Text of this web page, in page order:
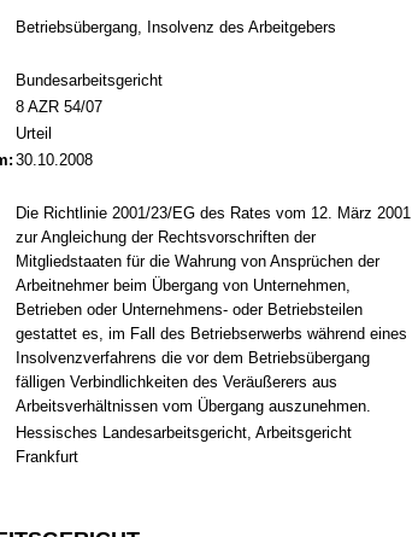
Betriebsübergang, Insolvenz des Arbeitgebers
Bundesarbeitsgericht
8 AZR 54/07
Urteil
30.10.2008
Die Richtlinie 2001/23/EG des Rates vom 12. März 2001
zur Angleichung der Rechtsvorschriften der
Mitgliedstaaten für die Wahrung von Ansprüchen der
Arbeitnehmer beim Übergang von Unternehmen,
Betrieben oder Unternehmens- oder Betriebsteilen
gestattet es, im Fall des Betriebserwerbs während eines
Insolvenzverfahrens die vor dem Betriebsübergang
fälligen Verbindlichkeiten des Veräußerers aus
Arbeitsverhältnissen vom Übergang auszunehmen.
Hessisches Landesarbeitsgericht, Arbeitsgericht
Frankfurt